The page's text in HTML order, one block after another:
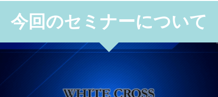
今回のセミナーについて